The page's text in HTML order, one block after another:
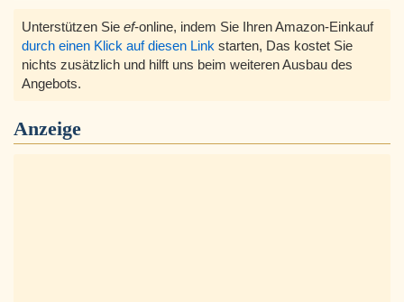
Unterstützen Sie ef-online, indem Sie Ihren Amazon-Einkauf
durch einen Klick auf diesen Link starten, Das kostet Sie
nichts zusätzlich und hilft uns beim weiteren Ausbau des
Angebots.
Anzeige